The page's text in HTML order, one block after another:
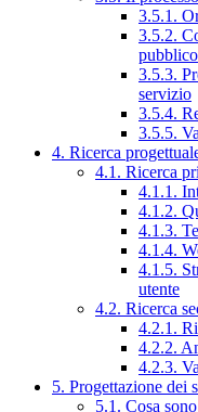
3.5.1.
3.5.2.
pubblico
3.5.3.
servizio
3.5.4.
3.5.5.
4. Ricerca
4.1. Ricerca
4.1.1.
4.1.2.
4.1.3.
4.1.4.
4.1.5.
utente
4.2. Ricerca
4.2.1.
4.2.2.
4.2.3.
5. Progettazione dei
5.1. Cosa